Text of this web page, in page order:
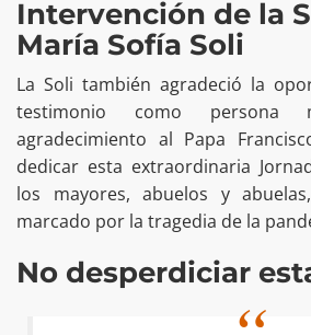
Intervención de la
María Sofía Soli
La Soli también agradeció la
testimonio como
agradecimiento al Papa
dedicar esta extraordinaria
los mayores, abuelos y
marcado por la tragedia de la
No desperdiciar